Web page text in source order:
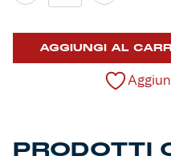
Gift Card Online
quantità
AGGIUNGI AL
PRODOTTI